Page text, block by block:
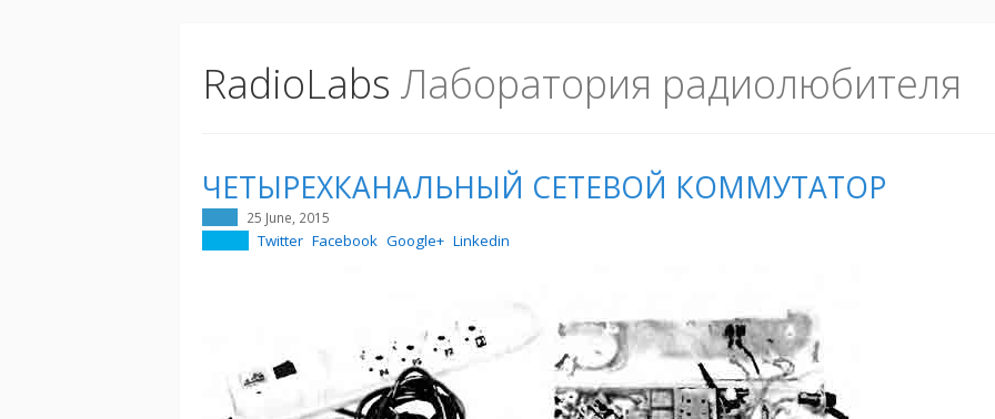
RadioLabs Лаборатория радиолюбителя
ЧЕТЫРЕХКАНАЛЬНЫЙ СЕТЕВОЙ КОММУТАТОР
25 June, 2015
Twitter Facebook Google+ Linkedin